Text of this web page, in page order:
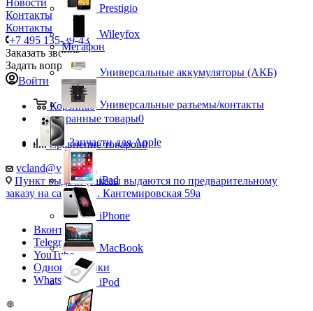
Новости
Контакты
Контакты
+7 495 135-39-43
Заказать звонок
Задать вопрос
Войти
Корзина0
Избранные товары0
Сравнение товаров0
vcland@vcland.ru
Пункт выдачи (заказы выдаются по предварительному
заказу на сайте), ул. Кантемировская 59а
Вконтакте
Telegram
YouTube
Одноклассники
WhatsApp
❅
Prestigio
Wileyfox
Мегафон
Универсальные аккумуляторы (АКБ)
Универсальные разъемы/контакты
Запчасти для Apple
iPad
iPhone
MacBook
iPod